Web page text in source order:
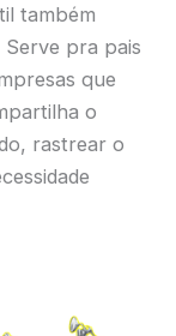
também
pra pais
que
o
rastrear o